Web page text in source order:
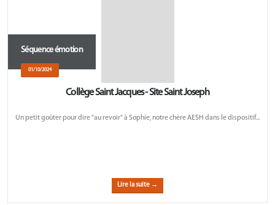
Séquence émotion
01/10/2024
Collège Saint Jacques - Site Saint Joseph
Un petit goûter pour dire "au revoir" à Sophie, notre chère AESH dans le dispositif...
Lire la suite →